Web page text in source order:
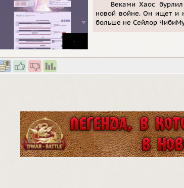
Веками Хаос
новой войне. Он ищет и
больше не Сейлор